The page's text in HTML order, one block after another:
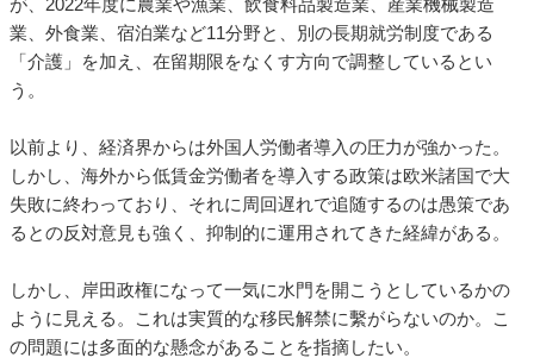
が、2022年度に農業や漁業、飲食料品製造業、産業機械製造
業、外食業、宿泊業など11分野と、別の長期就労制度である
「介護」を加え、在留期限をなくす方向で調整しているとい
う。
以前より、経済界からは外国人労働者導入の圧力が強かった。
しかし、海外から低賃金労働者を導入する政策は欧米諸国で大
失敗に終わっており、それに周回遅れで追随するのは愚策であ
るとの反対意見も強く、抑制的に運用されてきた経緯がある。
しかし、岸田政権になって一気に水門を開こうとしているかの
ように見える。これは実質的な移民解禁に繫がらないのか。こ
の問題には多面的な懸念があることを指摘したい。